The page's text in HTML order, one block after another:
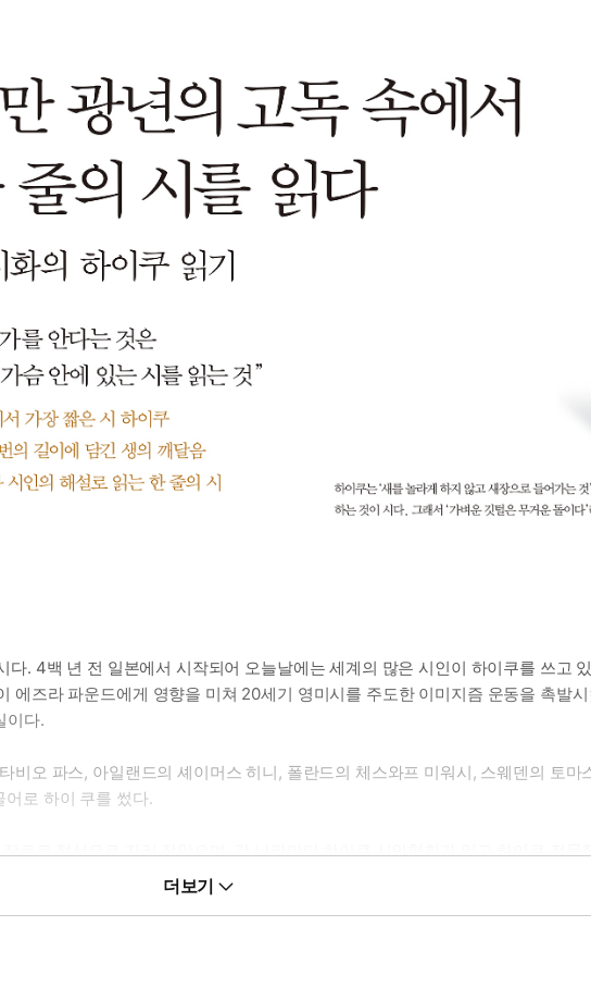
. 4백 년 전 일본에서 시작되어 오늘날에는 세계의 많은 시인이 하이쿠를 쓰고
에즈라 파운드에게 영향을 미쳐 20세기 영미시를 주도한 이미지즘 운동을 촉발
이다.
오 파스, 아일랜드의 셰이머스 히니, 폴란드의 체스와프 미워시, 스웨덴의 토
로 하이 쿠를 썼다.
르로 정식으로 자리 잡았으며, 각 나라마다 하이쿠 시인협회가 있고 하이쿠 전
감정, 해결 되지 않고 있는 과거사 문제도 원인중 하나이지만, 일본소설들이 활발
더보기